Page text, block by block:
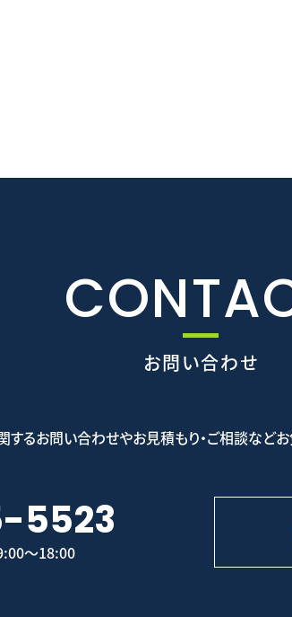
お問い合わせ
するお問い合わせやお見積もり・ご相談など
5523
～18:00